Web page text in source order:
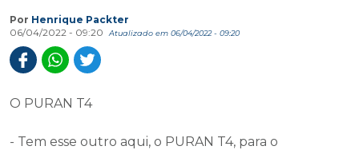
Por Henrique Packter
06/04/2022 - 09:20
Atualizado em 06/04/2022 - 09:20
O PURAN T4
- Tem esse outro aqui, o PURAN T4, para o